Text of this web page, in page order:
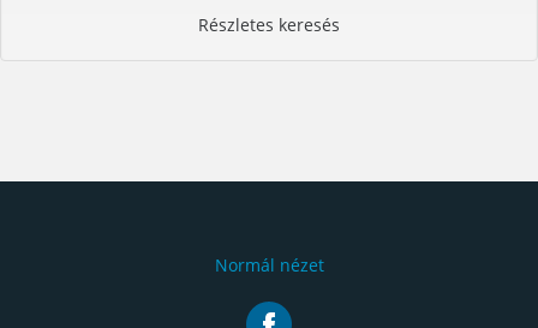
Részletes keresés
Normál nézet